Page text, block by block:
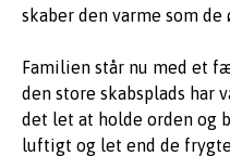
skaber den varme som de
Familien står nu med et
den store skabsplads har
det let at holde orden og
luftigt og let end de